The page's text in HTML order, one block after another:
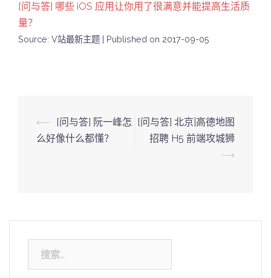
[问与答] 哪些 iOS 应用让你用了很满意并能提高生活质
量？
Source: V站最新主题 Published on 2017-09-05
Post
navigation
⟵
[问与答] 阮一峰怎
么好像什么都懂？
[问与答] 北京|高德地图
招聘 H5 前端攻城狮
⟶
索：